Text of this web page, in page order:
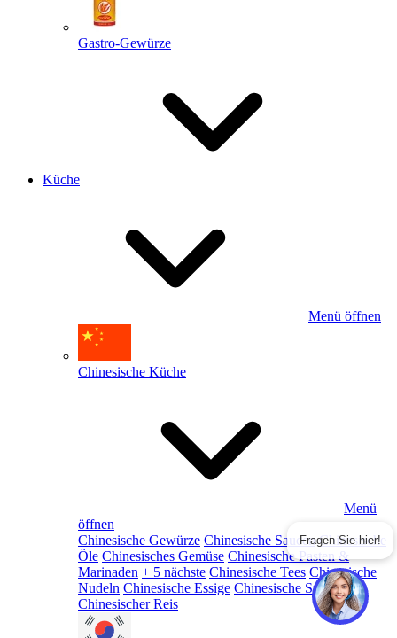
Gastro-Gewürze
Küche
Menü öffnen
Chinesische Küche
Menü
öffnen
Chinesische Gewürze Chinesische Saucen Chinesische
Öle Chinesisches Gemüse Chinesische Pasten &
Marinaden + 5 nächste Chinesische Tees Chinesische
Nudeln Chinesische Essige Chinesische Snacks
Chinesischer Reis
Fragen Sie hier!